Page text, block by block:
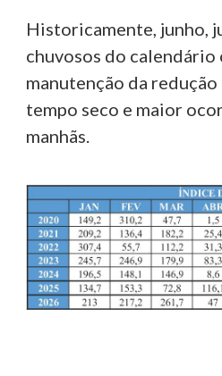
Historicamente, junho,
chuvosos do
manutenção da
tempo seco e maior
manhãs.